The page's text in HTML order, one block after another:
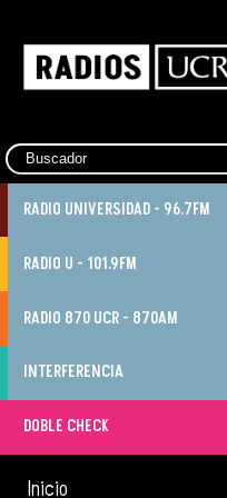
RADIO UNIVERSIDAD - 96.7FM
RADIO U - 101.9FM
RADIO 870 UCR - 870AM
INTERFERENCIA
DOBLE CHECK
Inicio